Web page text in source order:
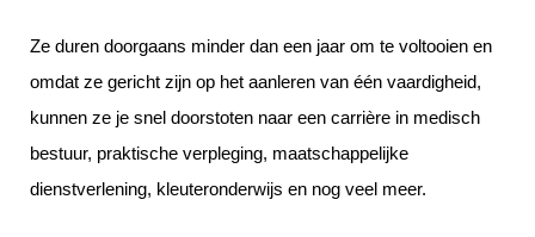
Ze duren doorgaans minder dan een jaar om te voltooien en
omdat ze gericht zijn op het aanleren van één vaardigheid,
kunnen ze je snel doorstoten naar een carrière in medisch
bestuur, praktische verpleging, maatschappelijke
dienstverlening, kleuteronderwijs en nog veel meer.